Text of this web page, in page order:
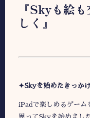
『Skyも絵
しく 』
✦Skyを始めたきっか
iPadで楽しめるゲーム